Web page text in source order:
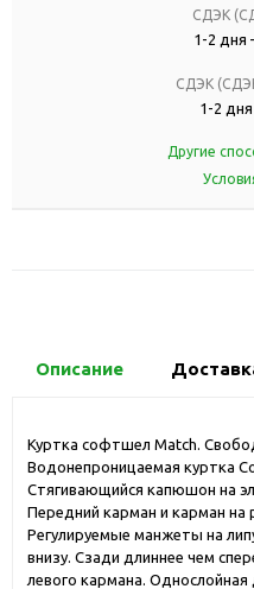
СДЭК
1-2
СДЭК
1-2
Другие
Описание
Куртка софтшел Match.
Водонепроницаемая куртка
Стягивающийся капюшон на
Передний карман и карман на
Регулируемые манжеты на
внизу. Сзади длиннее чем
левого кармана. Однослойная